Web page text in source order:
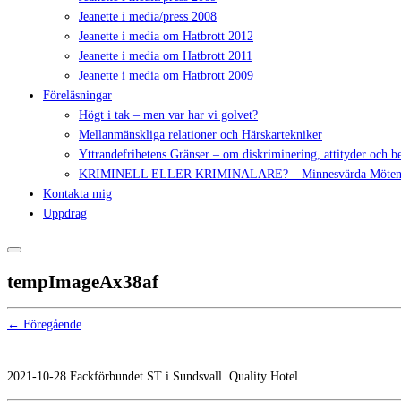
Jeanette i media/press 2008
Jeanette i media om Hatbrott 2012
Jeanette i media om Hatbrott 2011
Jeanette i media om Hatbrott 2009
Föreläsningar
Högt i tak – men var har vi golvet?
Mellanmänskliga relationer och Härskartekniker
Yttrandefrihetens Gränser – om diskriminering, attityder och
KRIMINELL ELLER KRIMINALARE? – Minnesvärda
Kontakta mig
Uppdrag
tempImageAx38af
← Föregående
2021-10-28 Fackförbundet ST i Sundsvall. Quality Hotel.